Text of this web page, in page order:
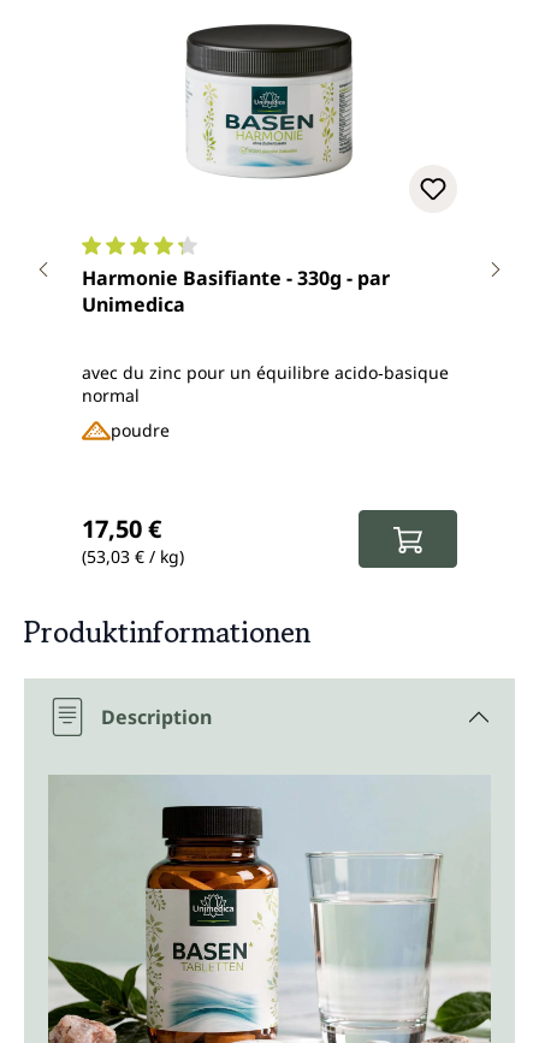
Note moyenne de 4.2 sur 5 étoiles
Harmonie Basifiante - 330g - par
Unimedica
avec du zinc pour un équilibre acido‑basique
normal
poudre
17,50 €
(53,03 € / kg)
Produktinformationen
Description